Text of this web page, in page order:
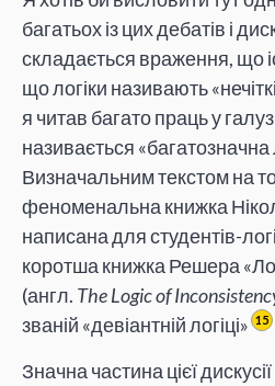
багатьох із цих дебатів і
складається враження, що
що логіки називають
я читав багато праць у
називається «багатозначна
Визначальним текстом на
феноменальна книжка
написана для студентів-
коротша книжка Решера
(англ. The Logic of
званій «девіантній логіці» 15
Значна частина цієї